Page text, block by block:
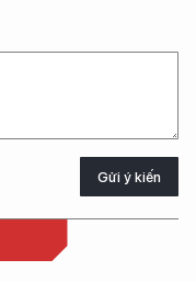
Gửi ý kiến